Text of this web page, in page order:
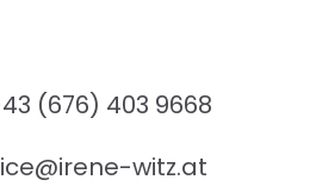
(676) 403 9668
witz.at